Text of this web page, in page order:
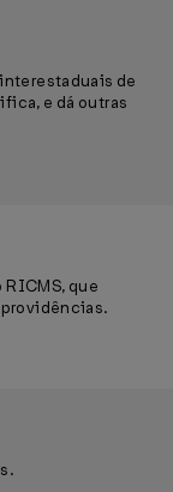
de
e dá outras
que